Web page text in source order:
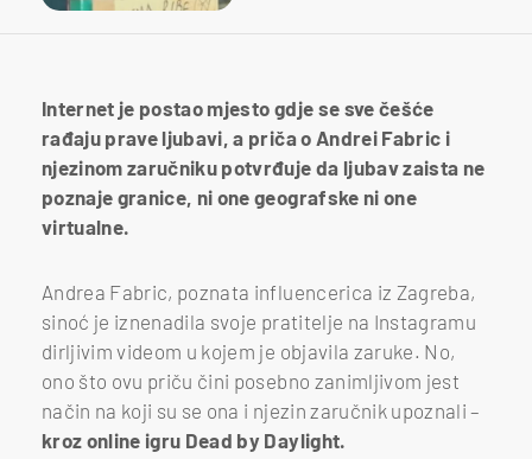
Internet je postao mjesto gdje se sve češće
rađaju prave ljubavi, a priča o Andrei Fabric i
njezinom zaručniku potvrđuje da ljubav zaista ne
poznaje granice, ni one geografske ni one
virtualne.
Andrea Fabric, poznata influencerica iz Zagreba,
sinoć je iznenadila svoje pratitelje na Instagramu
dirljivim videom u kojem je objavila zaruke. No,
ono što ovu priču čini posebno zanimljivom jest
način na koji su se ona i njezin zaručnik upoznali –
kroz online igru Dead by Daylight.